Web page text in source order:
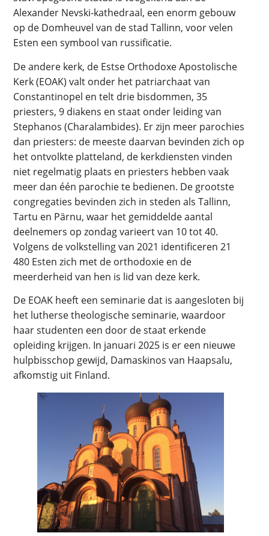
Alexander Nevski-kathedraal, een enorm gebouw
op de Domheuvel van de stad Tallinn, voor velen
Esten een symbool van russificatie.
De andere kerk, de Estse Orthodoxe Apostolische
Kerk (EOAK) valt onder het patriarchaat van
Constantinopel en telt drie bisdommen, 35
priesters, 9 diakens en staat onder leiding van
Stephanos (Charalambides). Er zijn meer parochies
dan priesters: de meeste daarvan bevinden zich op
het ontvolkte platteland, de kerkdiensten vinden
niet regelmatig plaats en priesters hebben vaak
meer dan één parochie te bedienen. De grootste
congregaties bevinden zich in steden als Tallinn,
Tartu en Pärnu, waar het gemiddelde aantal
deelnemers op zondag varieert van 10 tot 40.
Volgens de volkstelling van 2021 identificeren 21
480 Esten zich met de orthodoxie en de
meerderheid van hen is lid van deze kerk.
De EOAK heeft een seminarie dat is aangesloten bij
het lutherse theologische seminarie, waardoor
haar studenten een door de staat erkende
opleiding krijgen. In januari 2025 is er een nieuwe
hulpbisschop gewijd, Damaskinos van Haapsalu,
afkomstig uit Finland.